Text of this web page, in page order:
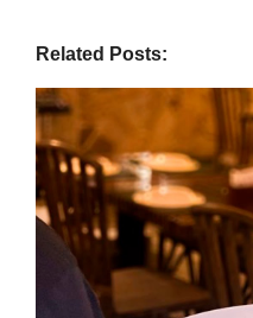
Related Posts: